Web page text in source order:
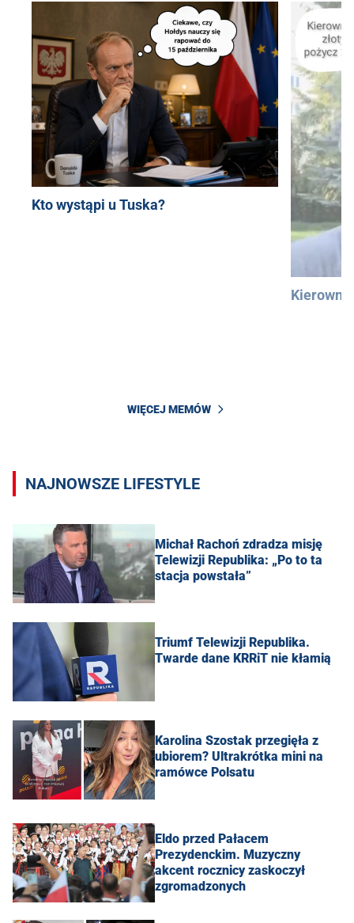
Kto wystąpi u Tuska?
WIĘCEJ MEMÓW
NAJNOWSZE LIFESTYLE
Michał Rachoń zdradza misję
Telewizji Republika: „Po to ta
stacja powstała”
Triumf Telewizji Republika.
Twarde dane KRRiT nie kłamią
Karolina Szostak przegięła z
ubiorem? Ultrakrótka mini na
ramówce Polsatu
Eldo przed Pałacem
Prezydenckim. Muzyczny
akcent rocznicy zaskoczył
zgromadzonych